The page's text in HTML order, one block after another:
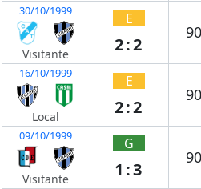
30/10/1999
Visitante
E
2:2
16/10/1999
Local
E
2:2
09/10/1999
Visitante
G
1:3